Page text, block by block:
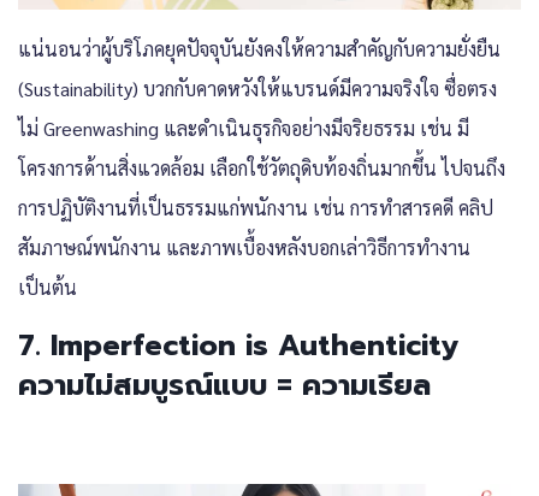
แน่นอนว่าผู้บริโภคยุคปัจจุบันยังคงให้ความสำคัญกับความยั่งยืน
(Sustainability) บวกกับคาดหวังให้แบรนด์มีความจริงใจ ซื่อตรง
ไม่ Greenwashing และดำเนินธุรกิจอย่างมีจริยธรรม เช่น มี
โครงการด้านสิ่งแวดล้อม เลือกใช้วัตถุดิบท้องถิ่นมากขึ้น ไปจนถึง
การปฏิบัติงานที่เป็นธรรมแก่พนักงาน เช่น การทำสารคดี คลิป
สัมภาษณ์พนักงาน และภาพเบื้องหลังบอกเล่าวิธีการทำงาน
เป็นต้น
7. Imperfection is Authenticity
ความไม่สมบูรณ์แบบ = ความเรียล